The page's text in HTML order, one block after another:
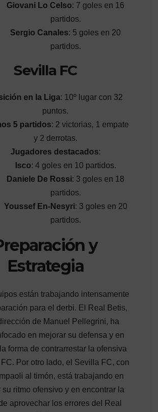
Giovani Lo Celso: 7 goles en 16
partidos.
Sergio Canales: 5 goles en 20
partidos.
Sevilla FC
en la Liga: 10º lugar con 32
puntos.
5 partidos: 2 victorias, 1 empate
y 2 derrotas.
Jugadores destacados:
Isco: 4 goles en 10 partidos.
Daniele De Rossi: 3 goles en 18
partidos.
Youssef En-Nesyri: 3 goles en 20
partidos.
y
Estrategia
están trabajando intensamente
para el derbi. El Real Betis,
de Manuel Pellegrini, ha
en mejorar su defensa y en
forma de contrarrestar la ofensiva
Por otro lado, el Sevilla FC, con
al timón, está trabajando en
su ritmo ofensivo y en encontrar la
aprovechar los errores del Real